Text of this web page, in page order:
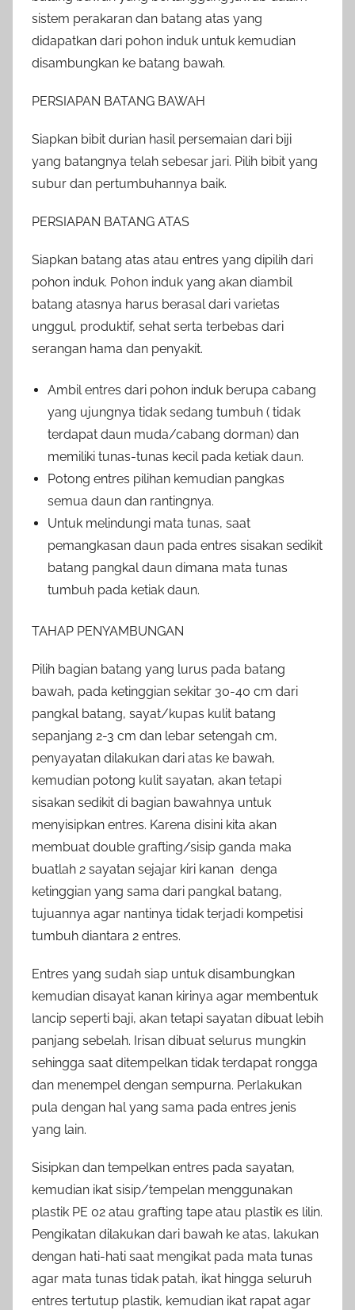
sistem perakaran dan batang atas yang
didapatkan dari pohon induk untuk kemudian
disambungkan ke batang bawah.
PERSIAPAN BATANG BAWAH
Siapkan bibit durian hasil persemaian dari biji
yang batangnya telah sebesar jari. Pilih bibit yang
subur dan pertumbuhannya baik.
PERSIAPAN BATANG ATAS
Siapkan batang atas atau entres yang dipilih dari
pohon induk. Pohon induk yang akan diambil
batang atasnya harus berasal dari varietas
unggul, produktif, sehat serta terbebas dari
serangan hama dan penyakit.
Ambil entres dari pohon induk berupa cabang
yang ujungnya tidak sedang tumbuh ( tidak
terdapat daun muda/cabang dorman) dan
memiliki tunas-tunas kecil pada ketiak daun.
Potong entres pilihan kemudian pangkas
semua daun dan rantingnya.
Untuk melindungi mata tunas, saat
pemangkasan daun pada entres sisakan sedikit
batang pangkal daun dimana mata tunas
tumbuh pada ketiak daun.
TAHAP PENYAMBUNGAN
Pilih bagian batang yang lurus pada batang
bawah, pada ketinggian sekitar 30-40 cm dari
pangkal batang, sayat/kupas kulit batang
sepanjang 2-3 cm dan lebar setengah cm,
penyayatan dilakukan dari atas ke bawah,
kemudian potong kulit sayatan, akan tetapi
sisakan sedikit di bagian bawahnya untuk
menyisipkan entres. Karena disini kita akan
membuat double grafting/sisip ganda maka
buatlah 2 sayatan sejajar kiri kanan denga
ketinggian yang sama dari pangkal batang,
tujuannya agar nantinya tidak terjadi kompetisi
tumbuh diantara 2 entres.
Entres yang sudah siap untuk disambungkan
kemudian disayat kanan kirinya agar membentuk
lancip seperti baji, akan tetapi sayatan dibuat lebih
panjang sebelah. Irisan dibuat selurus mungkin
sehingga saat ditempelkan tidak terdapat rongga
dan menempel dengan sempurna. Perlakukan
pula dengan hal yang sama pada entres jenis
yang lain.
Sisipkan dan tempelkan entres pada sayatan,
kemudian ikat sisip/tempelan menggunakan
plastik PE 02 atau grafting tape atau plastik es lilin.
Pengikatan dilakukan dari bawah ke atas, lakukan
dengan hati-hati saat mengikat pada mata tunas
agar mata tunas tidak patah, ikat hingga seluruh
entres tertutup plastik, kemudian ikat rapat agar